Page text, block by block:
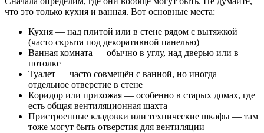
что это только кухня и ванная. Вот основные места:
Кухня — над плитой или в стене рядом с вытяжкой
(часто скрыта под декоративной панелью)
Ванная комната — обычно в углу, над дверью или в
потолке
Туалет — часто совмещён с ванной, но иногда
отдельное отверстие в стене
Коридор или прихожая — особенно в старых домах, где
есть общая вентиляционная шахта
Пристроенные кладовки или технические шкафы — там
тоже могут быть отверстия для вентиляции